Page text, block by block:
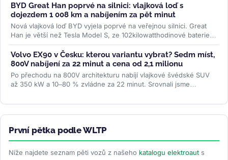
BYD Great Han poprvé na silnici: vlajková loď s
dojezdem 1 008 km a nabíjením za pět minut
Nová vlajková loď BYD vyjela poprvé na veřejnou silnici. Great
Han je větší než Tesla Model S, ze 102kilowatthodinové baterie
slibuje až 1...>>
Volvo EX90 v Česku: kterou variantu vybrat? Sedm míst,
800V nabíjení za 22 minut a cena od 2,1 milionu
Po přechodu na 800V architekturu nabíjí vlajkové švédské SUV
až 350 kW a 10–80 % zvládne za 22 minut. Srovnali jsme
První pětka podle WLTP
Níže najdete seznam pěti vozů z našeho katalogu elektroaut s